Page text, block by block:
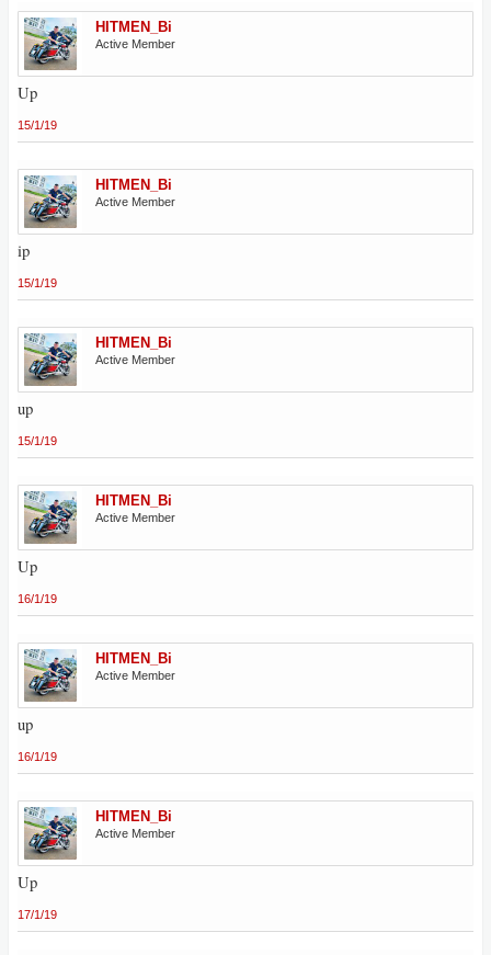
HITMEN_Bi
Active Member
Up
15/1/19
HITMEN_Bi
Active Member
ip
15/1/19
HITMEN_Bi
Active Member
up
15/1/19
HITMEN_Bi
Active Member
Up
16/1/19
HITMEN_Bi
Active Member
up
16/1/19
HITMEN_Bi
Active Member
Up
17/1/19